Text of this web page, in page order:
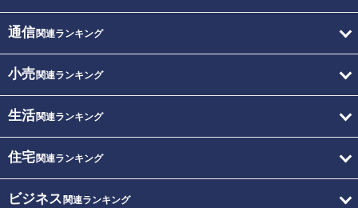
通信関連ランキング
小売関連ランキング
生活関連ランキング
住宅関連ランキング
ビジネス 関連ランキング